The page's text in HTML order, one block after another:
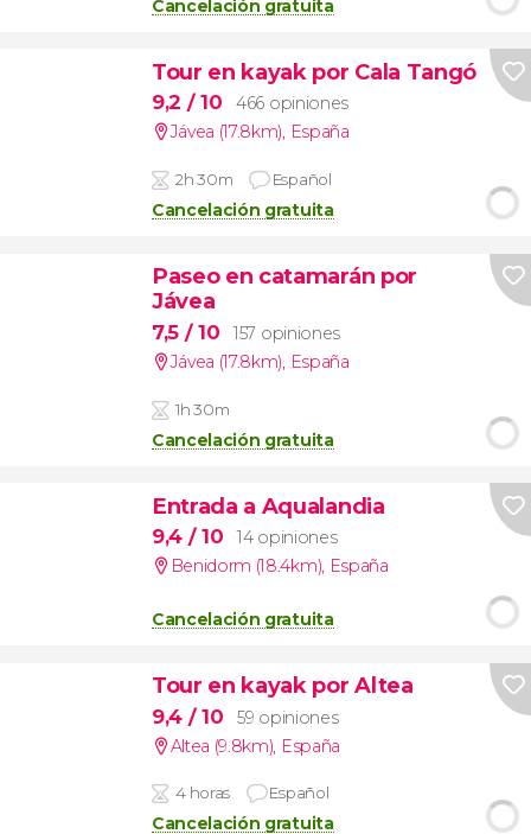
Cancelación gratuita
Tour en kayak por Cala Tangó
9,2 / 10
466 opiniones
Jávea (17.8km), España
2h 30m Español
Cancelación gratuita
Paseo en catamarán por
Jávea
7,5 / 10
157 opiniones
Jávea (17.8km), España
1h 30m
Cancelación gratuita
Entrada a Aqualandia
9,4 / 10
14 opiniones
Benidorm (18.4km), España
Cancelación gratuita
Tour en kayak por Altea
9,4 / 10
59 opiniones
Altea (9.8km) España
4 horas Español
Cancelación gratuita